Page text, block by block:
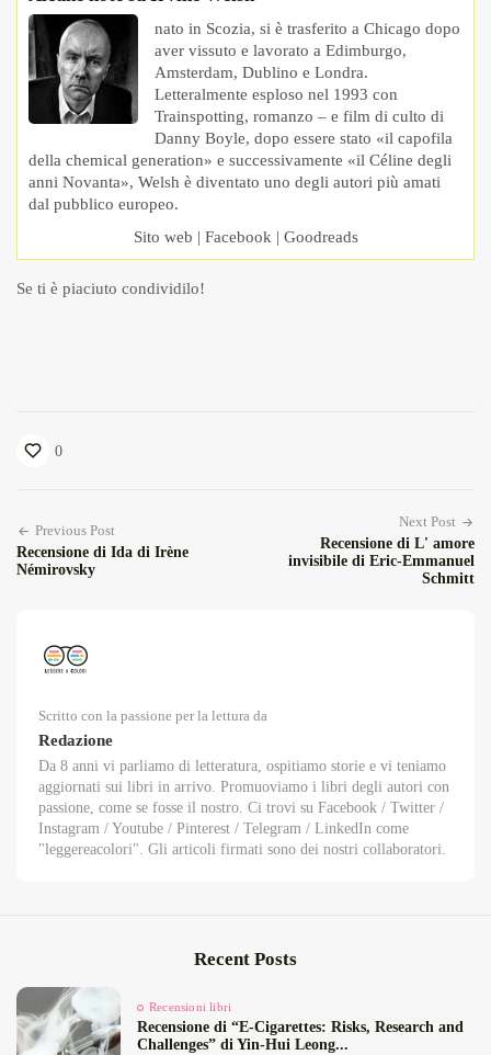
nato in Scozia, si è trasferito a Chicago dopo
aver vissuto e lavorato a Edimburgo,
Amsterdam, Dublino e Londra.
Letteralmente esploso nel 1993 con
Trainspotting, romanzo – e film di culto di
Danny Boyle, dopo essere stato «il capofila
della chemical generation» e successivamente «il Céline degli
anni Novanta», Welsh è diventato uno degli autori più amati
dal pubblico europeo.
Sito web | Facebook | Goodreads
Se ti è piaciuto condividilo!
0
Previous Post
Recensione di Ida di Irène
Némirovsky
Next Post
Recensione di L' amore
invisibile di Eric-Emmanuel
Schmitt
Scritto con la passione per la lettura da
Redazione
Da 8 anni vi parliamo di letteratura, ospitiamo storie e vi teniamo
aggiornati sui libri in arrivo. Promuoviamo i libri degli autori con
passione, come se fosse il nostro. Ci trovi su Facebook / Twitter /
Instagram / Youtube / Pinterest / Telegram / LinkedIn come
"leggereacolori". Gli articoli firmati sono dei nostri collaboratori.
Recent Posts
Recensioni libri
Recensione di “E‑Cigarettes: Risks, Research and
Challenges” di Yin‑Hui Leong...